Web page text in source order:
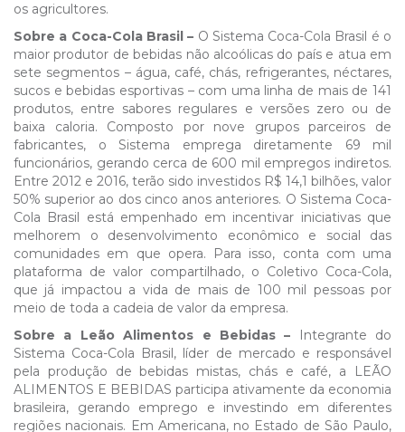
os agricultores.
Sobre a Coca-Cola Brasil – O Sistema Coca-Cola Brasil é o
maior produtor de bebidas não alcoólicas do país e atua em
sete segmentos – água, café, chás, refrigerantes, néctares,
sucos e bebidas esportivas – com uma linha de mais de 141
produtos, entre sabores regulares e versões zero ou de
baixa caloria. Composto por nove grupos parceiros de
fabricantes, o Sistema emprega diretamente 69 mil
funcionários, gerando cerca de 600 mil empregos indiretos.
Entre 2012 e 2016, terão sido investidos R$ 14,1 bilhões, valor
50% superior ao dos cinco anos anteriores. O Sistema Coca-
Cola Brasil está empenhado em incentivar iniciativas que
melhorem o desenvolvimento econômico e social das
comunidades em que opera. Para isso, conta com uma
plataforma de valor compartilhado, o Coletivo Coca-Cola,
que já impactou a vida de mais de 100 mil pessoas por
meio de toda a cadeia de valor da empresa.
Sobre a Leão Alimentos e Bebidas – Integrante do
Sistema Coca-Cola Brasil, líder de mercado e responsável
pela produção de bebidas mistas, chás e café, a LEÃO
ALIMENTOS E BEBIDAS participa ativamente da economia
brasileira, gerando emprego e investindo em diferentes
regiões nacionais. Em Americana, no Estado de São Paulo,